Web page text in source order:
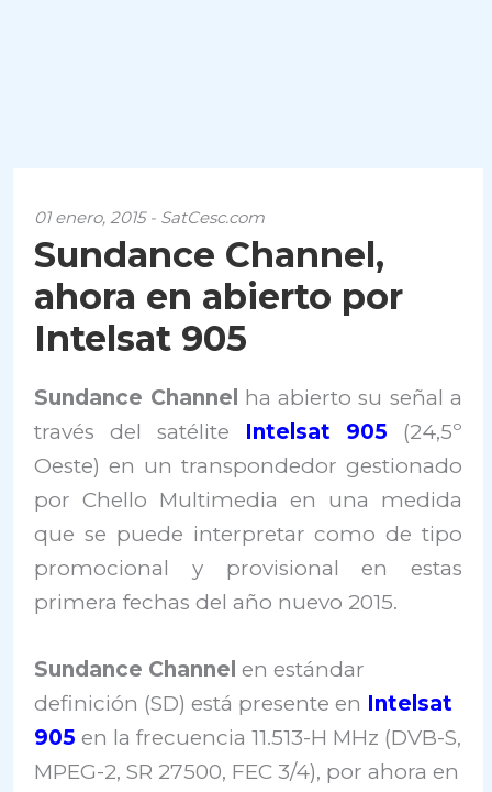
01 enero, 2015 - SatCesc.com
Sundance Channel,
ahora en abierto por
Intelsat 905
Sundance Channel ha abierto su señal a
través del satélite Intelsat 905 (24,5º
Oeste) en un transpondedor gestionado
por Chello Multimedia en una medida
que se puede interpretar como de tipo
promocional y provisional en estas
primera fechas del año nuevo 2015.
Sundance Channelen estándar
definición (SD) está presente en Intelsat
905 en la frecuencia 11.513-H MHz (DVB-S,
MPEG-2, SR 27500, FEC 3/4), por ahora en